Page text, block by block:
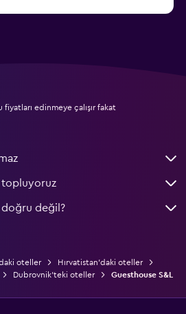
edinmeye çalışır fakat
topluyoruz
doğru değil?
oteller
Hırvatistan'daki oteller
Dubrovnik'teki oteller Guesthouse S&L